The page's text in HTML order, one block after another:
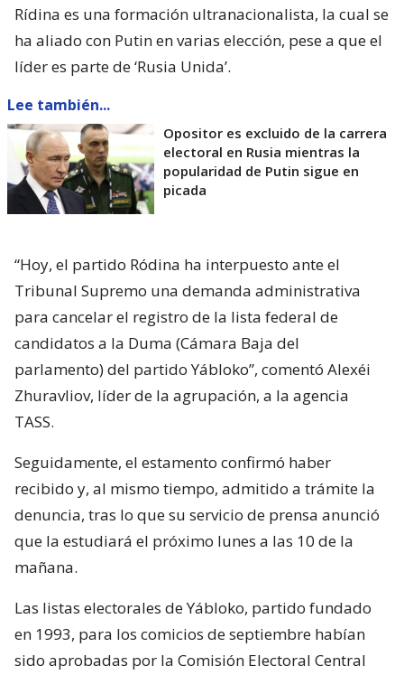
Rídina es una formación ultranacionalista, la cual se
ha aliado con Putin en varias elección, pese a que el
líder es parte de ‘Rusia Unida’.
Lee también...
Opositor es excluido de la carrera
electoral en Rusia mientras la
popularidad de Putin sigue en
picada
“Hoy, el partido Ródina ha interpuesto ante el
Tribunal Supremo una demanda administrativa
para cancelar el registro de la lista federal de
candidatos a la Duma (Cámara Baja del
parlamento) del partido Yábloko”, comentó Alexéi
Zhuravliov, líder de la agrupación, a la agencia
TASS.
Seguidamente, el estamento confirmó haber
recibido y, al mismo tiempo, admitido a trámite la
denuncia, tras lo que su servicio de prensa anunció
que la estudiará el próximo lunes a las 10 de la
mañana.
Las listas electorales de Yábloko, partido fundado
en 1993, para los comicios de septiembre habían
sido aprobadas por la Comisión Electoral Central